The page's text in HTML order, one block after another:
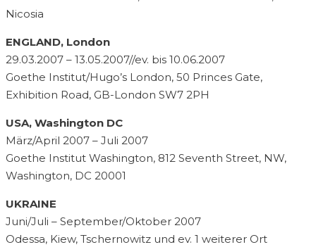
Nicosia
ENGLAND, London
29.03.2007 – 13.05.2007//ev. bis 10.06.2007
Goethe Institut/Hugo’s London, 50 Princes Gate,
Exhibition Road, GB-London SW7 2PH
USA, Washington DC
März/April 2007 – Juli 2007
Goethe Institut Washington, 812 Seventh Street, NW,
Washington, DC 20001
UKRAINE
Juni/Juli – September/Oktober 2007
Odessa, Kiew, Tschernowitz und ev. 1 weiterer Ort